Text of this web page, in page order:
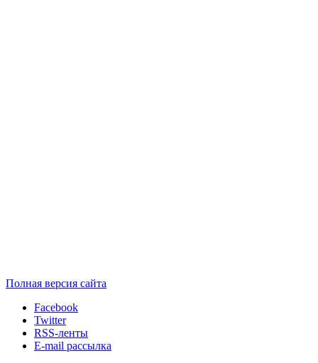
Полная версия сайта
Facebook
Twitter
RSS-ленты
E-mail рассылка